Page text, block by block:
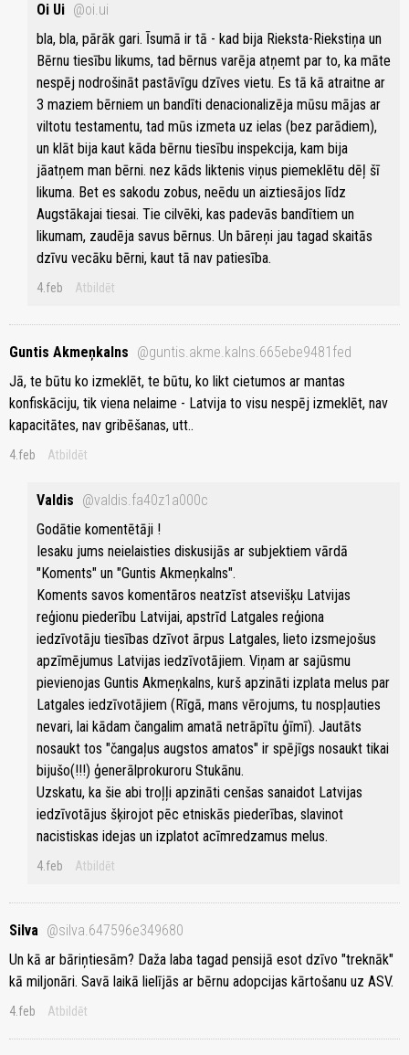
Oi Ui @oi.ui
bla, bla, pārāk gari. Īsumā ir tā - kad bija Rieksta-Riekstiņa un
Bērnu tiesību likums, tad bērnus varēja atņemt par to, ka māte
nespēj nodrošināt pastāvīgu dzīves vietu. Es tā kā atraitne ar
3 maziem bērniem un bandīti denacionalizēja mūsu mājas ar
viltotu testamentu, tad mūs izmeta uz ielas (bez parādiem),
un klāt bija kaut kāda bērnu tiesību inspekcija, kam bija
jāatņem man bērni. nez kāds liktenis viņus piemeklētu dēļ šī
likuma. Bet es sakodu zobus, neēdu un aiztiesājos līdz
Augstākajai tiesai. Tie cilvēki, kas padevās bandītiem un
likumam, zaudēja savus bērnus. Un bāreņi jau tagad skaitās
dzīvu vecāku bērni, kaut tā nav patiesība.
4.feb Atbildēt
Guntis Akmeņkalns @guntis.akme.kalns.665ebe9481fed
Jā, te būtu ko izmeklēt, te būtu, ko likt cietumos ar mantas
konfiskāciju, tik viena nelaime - Latvija to visu nespēj izmeklēt, nav
kapacitātes, nav gribēšanas, utt..
4.feb Atbildēt
Valdis @valdis.fa40z1a000c
Godātie komentētāji !
Iesaku jums neielaisties diskusijās ar subjektiem vārdā
"Koments" un "Guntis Akmeņkalns".
Koments savos komentāros neatzīst atsevišķu Latvijas
reģionu piederību Latvijai, apstrīd Latgales reģiona
iedzīvotāju tiesības dzīvot ārpus Latgales, lieto izsmejošus
apzīmējumus Latvijas iedzīvotājiem. Viņam ar sajūsmu
pievienojas Guntis Akmeņkalns, kurš apzināti izplata melus par
Latgales iedzīvotājiem (Rīgā, mans vērojums, tu nospļauties
nevari, lai kādam čangalim amatā netrāpītu ģīmī). Jautāts
nosaukt tos "čangaļus augstos amatos" ir spējīgs nosaukt tikai
bijušo(!!!) ģenerālprokuroru Stukānu.
Uzskatu, ka šie abi troļļi apzināti cenšas sanaidot Latvijas
iedzīvotājus šķirojot pēc etniskās piederības, slavinot
nacistiskas idejas un izplatot acīmredzamus melus.
4.feb Atbildēt
Silva @silva.647596e349680
Un kā ar bāriņtiesām? Daža laba tagad pensijā esot dzīvo "treknāk"
kā miljonāri. Savā laikā lielījās ar bērnu adopcijas kārtošanu uz ASV.
4.feb Atbildēt